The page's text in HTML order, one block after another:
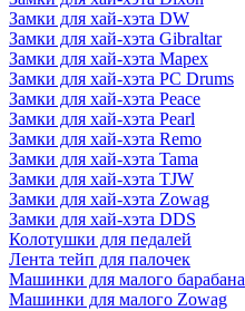
Замки для хай-хэта DW
Замки для хай-хэта Gibraltar
Замки для хай-хэта Mapex
Замки для хай-хэта PC Drums
Замки для хай-хэта Peace
Замки для хай-хэта Pearl
Замки для хай-хэта Remo
Замки для хай-хэта Tama
Замки для хай-хэта TJW
Замки для хай-хэта Zowag
Замки для хай-хэта DDS
Колотушки для педалей
Лента тейп для палочек
Машинки для малого барабана
Машинки для малого Zowag